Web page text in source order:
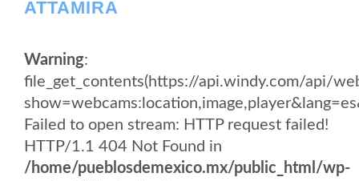
ATTAMIRA
Warning:
file_get_contents(https://api.windy.com/api/
Failed to open stream: HTTP request failed!
HTTP/1.1 404 Not Found in
/home/pueblosdemexico.mx/public_html/wp-